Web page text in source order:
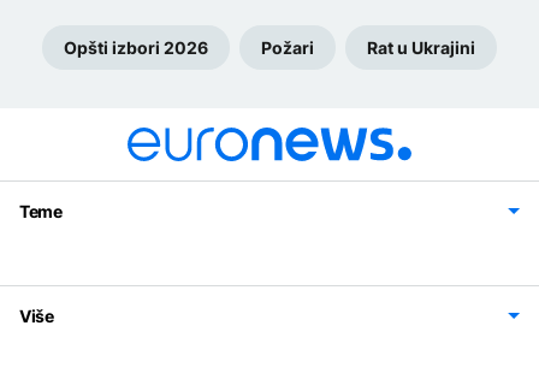
Opšti izbori 2026 Požari Rat u Ukrajini
Teme
Svijet
Sport
Magazin
Više